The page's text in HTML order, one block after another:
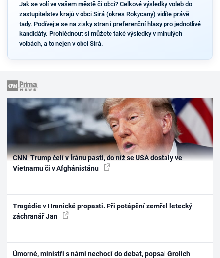
Jak se volí ve vašem městě či obci? Celkové výsledky voleb do
zastupitelstev krajů v obci Sirá (okres Rokycany) vidíte právě
tady. Podívejte se na zisky stran i preferenční hlasy pro jednotlivé
kandidáty. Prohlédnout si můžete také výsledky v minulých
volbách, a to nejen v obci Sirá.
CNN: Trump čelí v Íránu pasti, do níž se USA dostaly ve
Vietnamu či v Afghánistánu
Tragédie v Hranické propasti. Při potápění zemřel letecký
záchranář Jan
Úmorné, ministři s námi nechodí do debat, popsal Grolich